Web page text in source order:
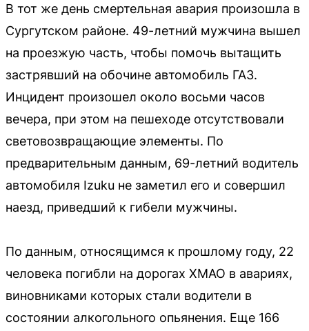
В тот же день смертельная авария произошла в
Сургутском районе. 49-летний мужчина вышел
на проезжую часть, чтобы помочь вытащить
застрявший на обочине автомобиль ГАЗ.
Инцидент произошел около восьми часов
вечера, при этом на пешеходе отсутствовали
световозвращающие элементы. По
предварительным данным, 69-летний водитель
автомобиля Izuku не заметил его и совершил
наезд, приведший к гибели мужчины.
По данным, относящимся к прошлому году, 22
человека погибли на дорогах ХМАО в авариях,
виновниками которых стали водители в
состоянии алкогольного опьянения. Еще 166